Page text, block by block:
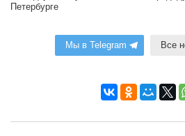
Петербурге
Мы в Telegram Все